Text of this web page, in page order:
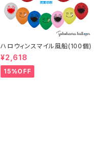
ハロウィンスマイル風船(100個)
¥2,618
15%OFF